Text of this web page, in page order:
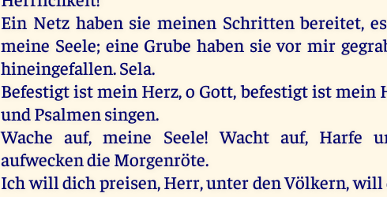
Ein Netz haben sie meinen Schritten bereitet, es
meine Seele; eine Grube haben sie vor mir
hineingefallen.Sela.
Befestigtistmein Herz,o Gott,befestigtistmein
und Psalmen singen.
Wache auf,meine Seele!Wacht auf, Harfe
aufweckendie Morgenröte.
Ichwill dich preisen,Herr,unterdenVölkern,will